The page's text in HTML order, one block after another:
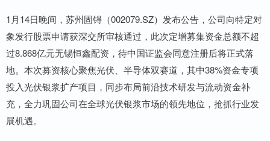
1月14日晚间，苏州固锝（002079.SZ）发布公告，公司向特定对
象发行股票申请获深交所审核通过，此次定增募集资金总额不超
过8.868亿元无锡恒鑫配资，待中国证监会同意注册后将正式落
地。本次募资核心聚焦光伏、半导体双赛道，其中38%资金专项
投入光伏银浆扩产项目，同步布局前沿技术研发与流动资金补
充，全力巩固公司在全球光伏银浆市场的领先地位，抢抓行业发
展机遇。